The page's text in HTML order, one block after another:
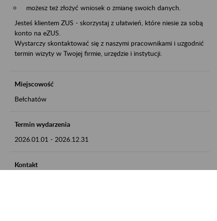
możesz też złożyć wniosek o zmianę swoich danych.
Jesteś klientem ZUS - skorzystaj z ułatwień, które niesie za sobą
konto na eZUS.
Wystarczy skontaktować się z naszymi pracownikami i uzgodnić
termin wizyty w Twojej firmie, urzędzie i instytucji.
Miejscowość
Bełchatów
Termin wydarzenia
2026.01.01 - 2026.12.31
Kontakt